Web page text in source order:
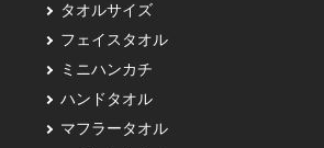
タオルサイズ
フェイスタオル
ミニハンカチ
ハンドタオル
マフラータオル